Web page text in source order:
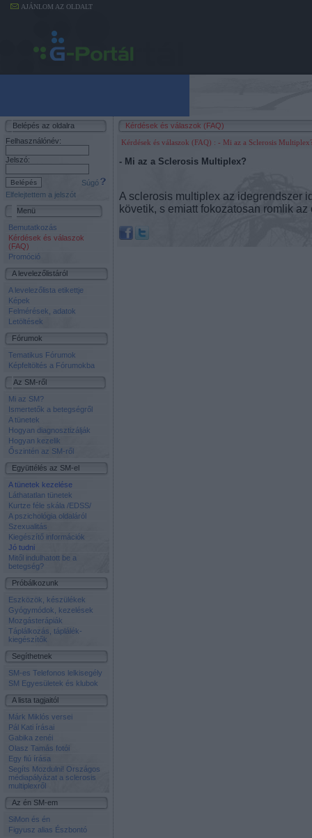
AJÁNLOM AZ OLDALT
Belépés az oldalra
Felhasználónév:
Jelszó:
Súgó
Elfelejtettem a jelszót
Menü
Bemutatkozás
Kérdések és válaszok
(FAQ)
Promóció
A levelezőlistáról
A levelezőlista etikettje
Képek
Felmérések, adatok
Letöltések
Fórumok
Tematikus Fórumok
Képfeltöltés a Fórumokba
Az SM-ről
Mi az SM?
Ismertetők a betegségről
A tünetek
Hogyan diagnosztizálják
Hogyan kezelik
Őszintén az SM-ről
Együttélés az SM-el
A tünetek kezelése
Láthatatlan tünetek
Kurtze féle skála /EDSS/
A pszichológia oldaláról
Szexualitás
Kiegészítő információk
Jó tudni
Mitől indulhatott be a
betegség?
Próbálkozunk
Eszközök, készülékek
Gyógymódok, kezelések
Mozgásterápiák
Táplálkozás, táplálék-
kiegészítők
Segíthetnek
SM-es Telefonos lelkisegély
SM Egyesületek és klubok
A lista tagjaitól
Márk Miklós versei
Pál Kati írásai
Gabika zenéi
Olasz Tamás fotói
Egy fiú írása
Segíts Mozdulni! Országos
médiapályázat a sclerosis
multiplexről
Az én SM-em
SiMon és én
Figyusz alias Észbontó
Kérdések és válaszok (FAQ)
Kérdések és válaszok (FAQ) : - Mi az a Sclerosis Multiplex?
- Mi az a Sclerosis Multiplex?
A sclerosis multiplex az idegrendszer
követik, s emiatt fokozatosan romlik